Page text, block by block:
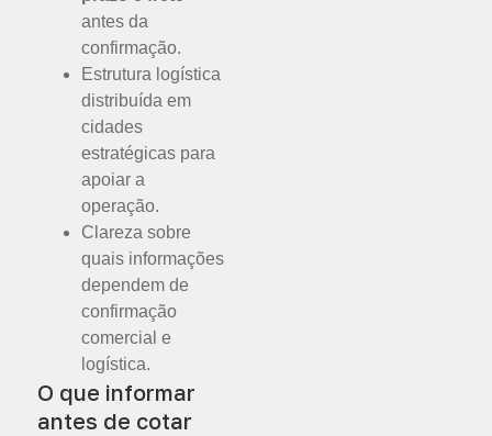
antes da
confirmação.
Estrutura logística
distribuída em
cidades
estratégicas para
apoiar a
operação.
Clareza sobre
quais informações
dependem de
confirmação
comercial e
logística.
O que informar
antes de cotar